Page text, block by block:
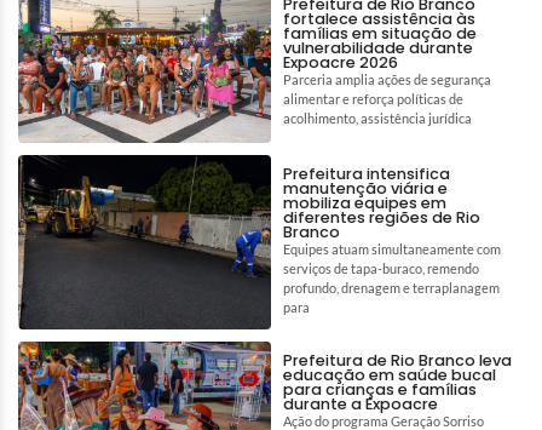
fortalece assistência às
famílias em situação de
vulnerabilidade durante
Expoacre 2026
Parceria amplia ações de segurança
alimentar e reforça políticas de
acolhimento, assistência jurídica
Prefeitura intensifica
manutenção viária e
mobiliza equipes em
diferentes regiões de Rio
Branco
Equipes atuam simultaneamente com
serviços de tapa-buraco, remendo
profundo, drenagem e terraplanagem
para
Prefeitura de Rio Branco leva
educação em saúde bucal
para crianças e famílias
durante a Expoacre
Ação do programa Geração Sorriso